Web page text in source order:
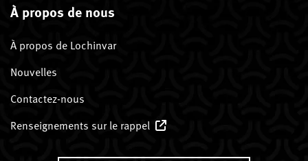
À propos de nous
À propos de Lochinvar
Nouvelles
Contactez-nous
Renseignements sur le rappel